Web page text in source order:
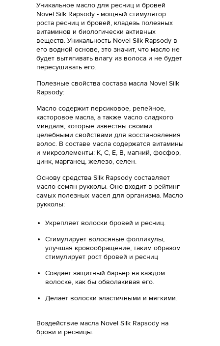
Уникальное масло для ресниц и бровей
Novel Silk Rapsody - мощный стимулятор
роста ресниц и бровей, кладезь полезных
витаминов и биологически активных
веществ. Уникальность Novel Silk Rapsody в
его водной основе, это значит, что масло не
будет вытягивать влагу из волоса и не будет
пересушивать его.
Полезные свойства состава масла Novel Silk
Rapsody:
Масло содержит персиковое, репейное,
касторовое масла, а также масло сладкого
миндаля, которые известны своими
целебными свойствами для восстановления
волос. В составе масла содержатся витамины
и микроэлементы: К, С, Е, В, магний, фосфор,
цинк, марганец, железо, селен.
Основу средства Silk Rapsody составляет
масло семян рукколы. Оно входит в рейтинг
самых полезных масел для организма. Масло
рукколы:
Укрепляет волоски бровей и ресниц.
Стимулирует волосяные фолликулы,
улучшая кровообращение, таким образом
стимулирует рост бровей и ресниц
Создает защитный барьер на каждом
волоске, как бы обволакивая его.
Делает волоски эластичными и мягкими.
Воздействие масла Novel Silk Rapsody на
брови и ресницы: